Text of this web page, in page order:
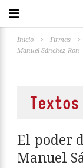
Inicio > Firmas >
Manuel Sánchez Ron
El poder
Manuel